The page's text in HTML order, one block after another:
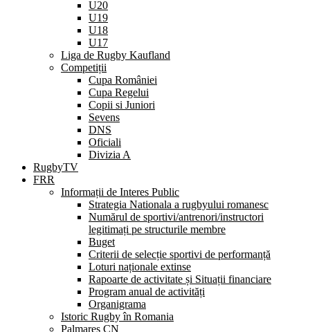
U20
U19
U18
U17
Liga de Rugby Kaufland
Competiții
Cupa României
Cupa Regelui
Copii si Juniori
Sevens
DNS
Oficiali
Divizia A
RugbyTV
FRR
Informații de Interes Public
Strategia Nationala a rugbyului romanesc
Numărul de sportivi/antrenori/instructori
legitimați pe structurile membre
Buget
Criterii de selecție sportivi de performanță
Loturi naționale extinse
Rapoarte de activitate și Situații financiare
Program anual de activități
Organigrama
Istoric Rugby în Romania
Palmares CN